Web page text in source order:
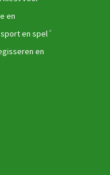
en
en spel´
en